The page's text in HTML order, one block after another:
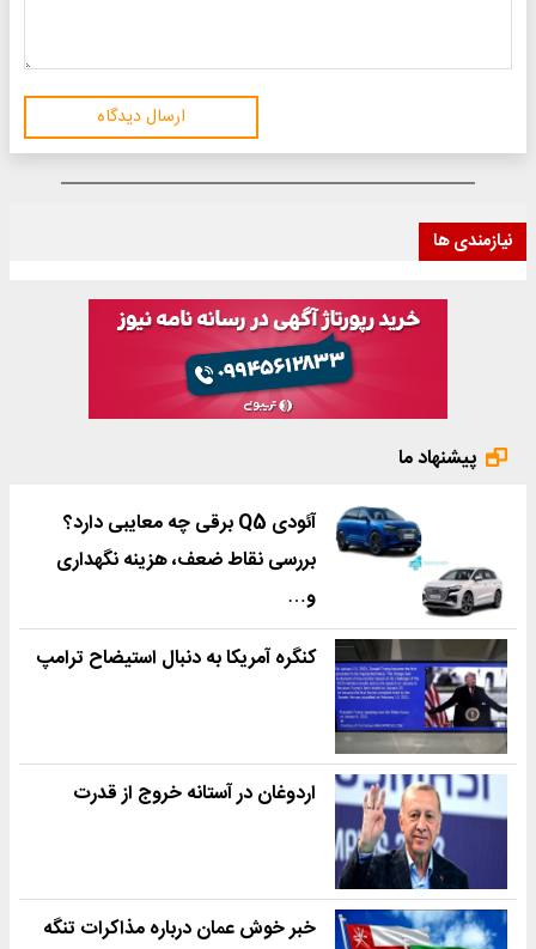
ارسال دیدگاه
نیازمندی ها
پیشنهاد ما
آئودی Q5 برقی چه معایبی دارد؟
بررسی نقاط ضعف، هزینه نگهداری
و…
کنگره آمریکا به دنبال استیضاح ترامپ
اردوغان در آستانه خروج از قدرت
خبر خوش عمان درباره مذاکرات تنگه